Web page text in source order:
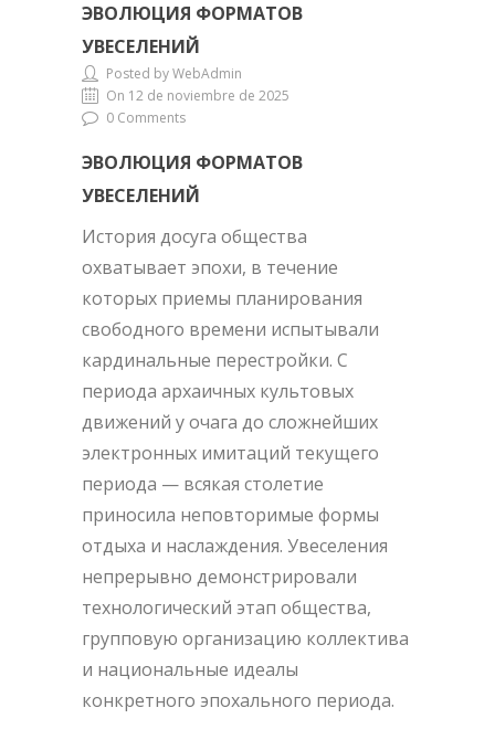
ЭВОЛЮЦИЯ ФОРМАТОВ
УВЕСЕЛЕНИЙ
Posted by WebAdmin
On 12 de noviembre de 2025
0 Comments
ЭВОЛЮЦИЯ ФОРМАТОВ
УВЕСЕЛЕНИЙ
История досуга общества
охватывает эпохи, в течение
которых приемы планирования
свободного времени испытывали
кардинальные перестройки. С
периода архаичных культовых
движений у очага до сложнейших
электронных имитаций текущего
периода — всякая столетие
приносила неповторимые формы
отдыха и наслаждения. Увеселения
непрерывно демонстрировали
технологический этап общества,
групповую организацию коллектива
и национальные идеалы
конкретного эпохального периода.